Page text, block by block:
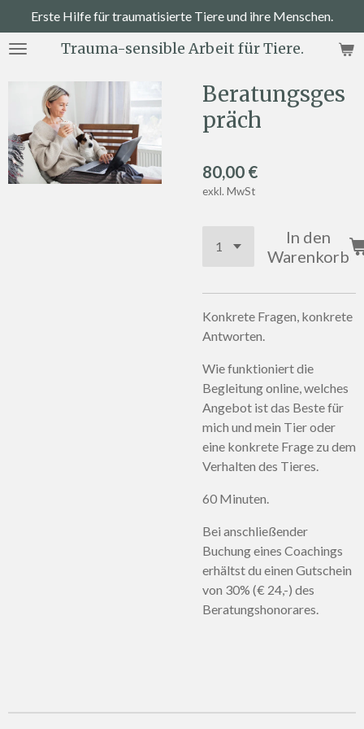
Zum
Hauptinhalt
springen Trauma-sensible Arbeit für Tiere.
Erste Hilfe für traumatisierte Tiere und ihre Menschen.
Beratungsges
präch
80,00 €
exkl. MwSt
In den
Warenkorb
Konkrete Fragen, konkrete
Antworten.
Wie funktioniert die
Begleitung online, welches
Angebot ist das Beste für
mich und mein Tier oder
eine konkrete Frage zu dem
Verhalten des Tieres.
60 Minuten.
Bei anschließender
Buchung eines Coachings
erhältst du einen Gutschein
von 30% (€ 24,-) des
Beratungshonorares.